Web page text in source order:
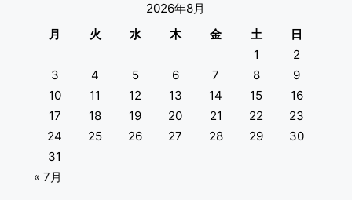
2026年8月
月
火 水 木 金 土
日
1
2
3
4 5 6 7 8
9
10
11 12 13 14 15
16
17
18 19 20 21 22
23
24
25 26 27 28 29
30
31
« 7月